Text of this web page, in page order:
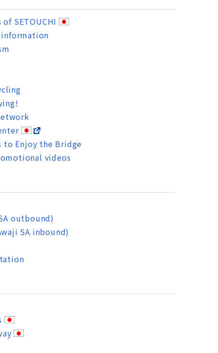
SETOUCHI
to Enjoy the Bridge
videos
outbound)
SA inbound)